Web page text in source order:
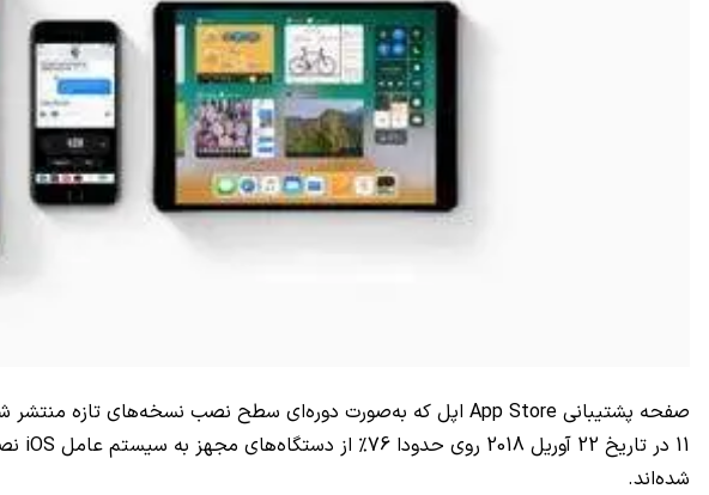
صفحه پشتیبانی App Store اپل که به‌صورت دوره‌ای سطح نصب نسخه‌های تازه
11 در تاریخ 22 آوریل 2018 روی حدودا 76% از دستگاه‌های مجهز به سیستم عامل iOS
شده‌اند.